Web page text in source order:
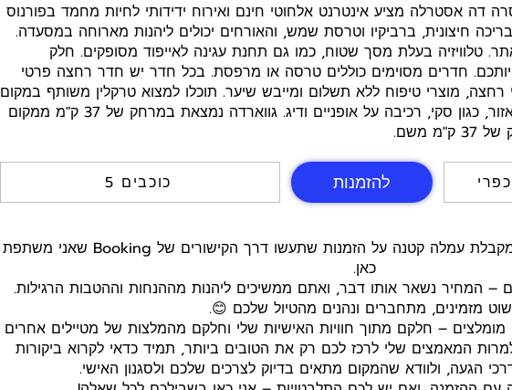
דה אסטרלה מציע אינטרנט אלחוטי חינם ואירוח ידידותי לחיות מחמד בפורנוס
חיצונית, ברביקיו וטרסת שמש, והאורחים יכולים ליהנות מארוחה במסעדה.
טלוויזיה בעלת מסך שטוח, כמו גם תחנת עגינה לאייפוד מסופקים. חלק
חדרים מסוימים כוללים טרסה או מרפסת. בכל חדר יש חדר רחצה פרטי
רחצה, מוצרי טיפוח ללא תשלום ומייבש שיער. תוכלו למצוא טרקלין משותף במקום
האירוח. מספר פעילויות מוצעות באזור, כגון סקי, רכיבה על אופניים ודיג. גווארדה נמצאת במרחק של 37 ק"מ ממקום
משם.
להזמנות 5 כוכבים
היי חברים! רק שתדעו, ייתכן שאני מקבלת עמלה קטנה על הזמנות שתעשו דרך הקישורים של Booking שאני משתפת
כאן.
– המחיר נשאר אותו דבר, ואתם ממשיכים ליהנות מההנחות וההטבות הרגילות.
מזמינים, מתחברים ונהנים מהטיול שלכם 😊.
מומלצים – חלקם מתוך חוויות האישיות שלי וחלקם מהמלצות של מטיילים אחרים
המאמצים שלי לרכז לכם רק את הטובים ביותר, תמיד כדאי לקרוא ביקורות
הגעה, ולוודא שהמקום מתאים בדיוק לצרכים שלכם ולסגנון האישי.